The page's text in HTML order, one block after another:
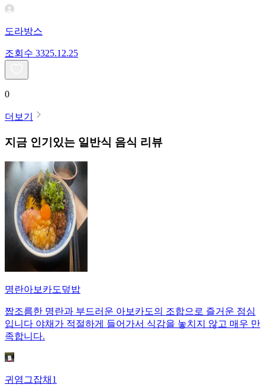
도라방스
조회수 3325.12.25
0
더보기
지금 인기있는 일반식 음식 리뷰
명란아보카도덮밥
짭조름한 명란과 부드러운 아보카도의 조합으로 즐거운 점심
입니다 야채가 적절하게 들어가서 식감을 놓치지 않고 매우 만
족합니다.
귀염그잡채1